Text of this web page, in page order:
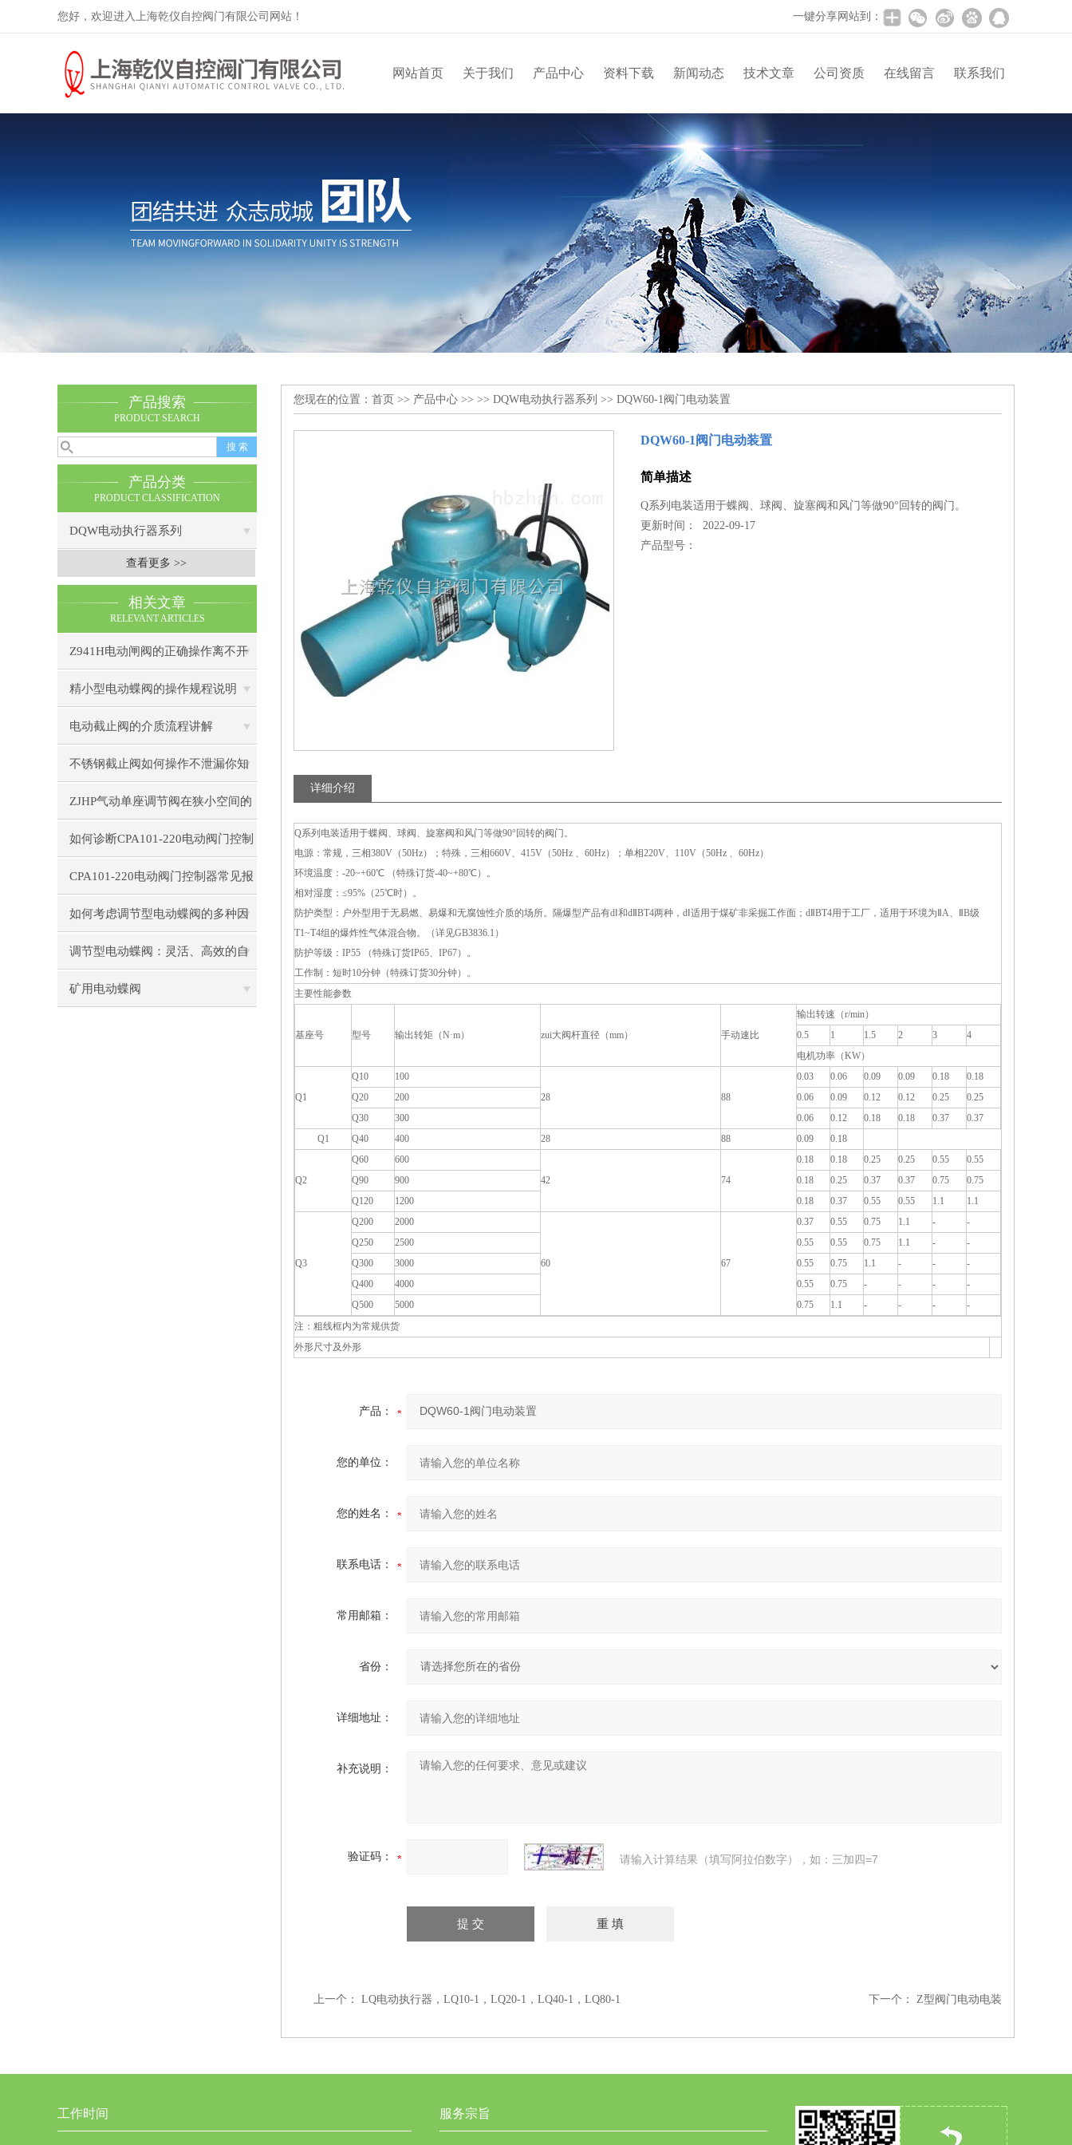
您好，欢迎进入上海乾仪自控阀门有限公司网站！ 一键分享网站到：
网站首页 关于我们 产品中心 资料下载 新闻动态 技术文章 公司资质 在线留言 联系我们
产品搜索
PRODUCT SEARCH
产品分类
PRODUCT CLASSIFICATION
DQW电动执行器系列
查看更多 >>
相关文章
RELEVANT ARTICLES
Z941H电动闸阀的正确操作离不开
理论的认识
精小型电动蝶阀的操作规程说明
电动截止阀的介质流程讲解
不锈钢截止阀如何操作不泄漏你知
道吗？
ZJHP气动单座调节阀在狭小空间的
安装技巧
如何诊断CPA101-220电动阀门控制
器的通信故障？
CPA101-220电动阀门控制器常见报
错代码解析：E01-E10故障处理
如何考虑调节型电动蝶阀的多种因
素
调节型电动蝶阀：灵活、高效的自
动化解决方案
矿用电动蝶阀
您现在的位置： 首页 >> 产品中心 >> >> DQW电动执行器系列 >> DQW60-1阀门电动装置
DQW60-1阀门电动装置
简单描述
Q系列电装适用于蝶阀、球阀、旋塞阀和风门等做90°回转的阀门。
更新时间： 2022-09-17
产品型号：
详细介绍
Q系列电装适用于蝶阀、球阀、旋塞阀和风门等做90°回转的阀门。
电源：常规，三相380V（50Hz）；特殊，三相660V、415V（50Hz 、60Hz）；单相220V、110V（50Hz 、60Hz）
环境温度：-20~+60℃ （特殊订货-40~+80℃）。
相对湿度：≤95%（25℃时）。
防护类型：户外型用于无易燃、易爆和无腐蚀性介质的场所。隔爆型产品有dⅠ和dⅡBT4两种，dⅠ适用于煤矿非采掘工作面；dⅡBT4用于工厂，适用于环境为ⅡA、ⅡB级
T1~T4组的爆炸性气体混合物。（详见GB3836.1）
防护等级：IP55 （特殊订货IP65、IP67）。
工作制：短时10分钟（特殊订货30分钟）。
主要性能参数
基座号 型号 输出转矩（N·m） zui大阀杆直径（mm） 手动速比
输出转速（r/min）
0.5
1 1.5 2 3
4
电机功率（KW）
Q1
Q10
100
28
88
0.03 0.06 0.09 0.09 0.18
0.18
Q20
200 0.06 0.09 0.12 0.12 0.25
0.25
Q30
300 0.06 0.12 0.18 0.18 0.37
0.37
Q1
Q40 400 28 88 0.09 0.18
Q2
Q60
600
42
74
0.18 0.18 0.25 0.25 0.55
0.55
Q90
900 0.18 0.25 0.37 0.37 0.75
0.75
Q120
1200 0.18 0.37 0.55 0.55 1.1 1.1
Q3
Q200 2000
60 67
0.37 0.55 0.75 1.1 -
-
Q250
2500 0.55 0.55 0.75 1.1 -
-
Q300
3000 0.55 0.75 1.1 - -
-
Q400
4000 0.55 0.75 - - -
-
Q500
5000 0.75 1.1 - - -
-
注：粗线框内为常规供货
外形尺寸及外形
产品：
您的单位：
您的姓名：
联系电话：
常用邮箱：
省份：
详细地址：
补充说明：
验证码： 请输入计算结果（填写阿拉伯数字），如：三加四=7
上一个： LQ电动执行器，LQ10-1，LQ20-1，LQ40-1，LQ80-1 下一个： Z型阀门电动电装
工作时间 服务宗旨